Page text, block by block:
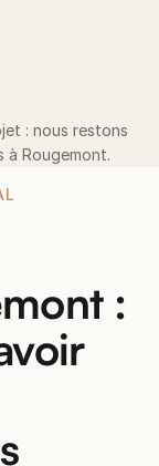
: nous restons
à Rougemont.
: